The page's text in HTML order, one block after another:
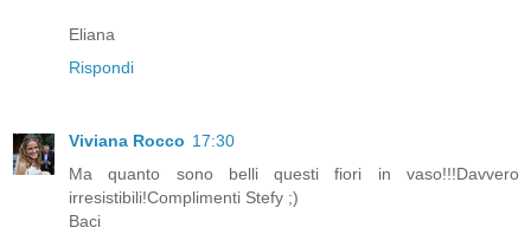
Eliana
Rispondi
Viviana Rocco 17:30
Ma quanto sono belli questi fiori in vaso!!!Davvero
irresistibili!Complimenti Stefy ;)
Baci